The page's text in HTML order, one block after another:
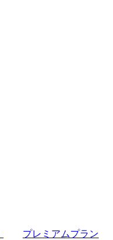
プレミアムプラン